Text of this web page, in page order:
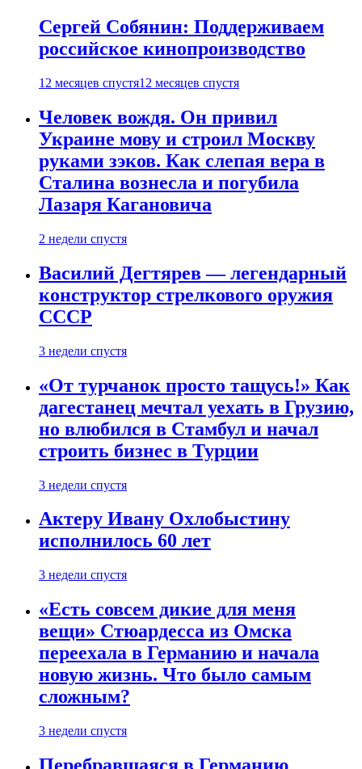
Сергей Собянин: Поддерживаем
российское кинопроизводство
12 месяцев спустя12 месяцев спустя
Человек вождя. Он привил
Украине мову и строил Москву
руками зэков. Как слепая вера в
Сталина вознесла и погубила
Лазаря Кагановича
2 недели спустя
Василий Дегтярев — легендарный
конструктор стрелкового оружия
СССР
3 недели спустя
«От турчанок просто тащусь!» Как
дагестанец мечтал уехать в Грузию,
но влюбился в Стамбул и начал
строить бизнес в Турции
3 недели спустя
Актеру Ивану Охлобыстину
исполнилось 60 лет
3 недели спустя
«Есть совсем дикие для меня
вещи» Стюардесса из Омска
переехала в Германию и начала
новую жизнь. Что было самым
сложным?
3 недели спустя